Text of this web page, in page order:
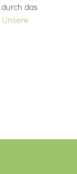
das
Unsere